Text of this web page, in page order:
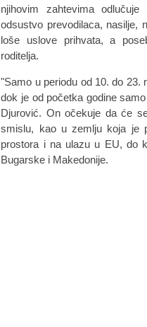
njihovim zahtevima
odsustvo prevodilaca, nasilje,
loše uslove prihvata, a
roditelja.
"Samo u periodu od 10. do 23.
dok je od početka godine
Djurović. On očekuje da će
smislu, kao u zemlju koja je
prostora i na ulazu u EU, do
Bugarske i Makedonije.